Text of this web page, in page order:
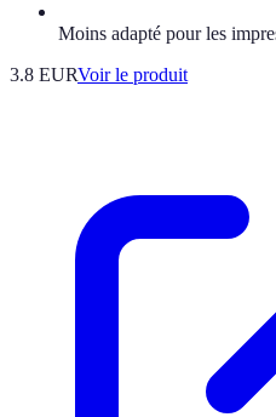
Moins adapté pour les
3.8 EURVoir le produit